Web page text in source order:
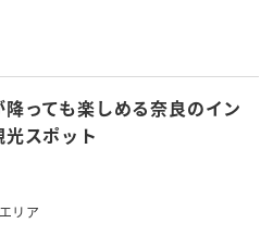
っても楽しめる奈良のイン
光スポット
リア